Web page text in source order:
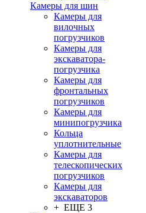
Камеры для шин
Камеры для
вилочных
погрузчиков
Камеры для
экскаватора-
погрузчика
Камеры для
фронтальных
погрузчиков
Камеры для
минипогрузчика
Кольца
уплотнительные
Камеры для
телескопических
погрузчиков
Камеры для
экскаваторов
+ ЕЩЕ 3